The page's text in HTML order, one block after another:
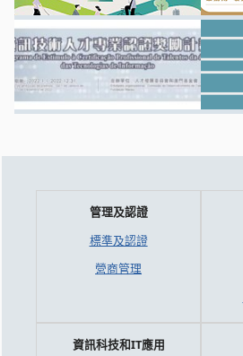
管理及認證
標準及認證
營商管理
資訊科技和IT應用